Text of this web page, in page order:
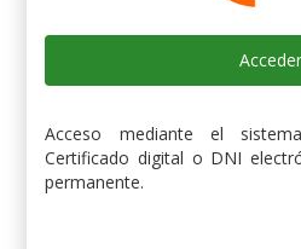
Acceder
Acceso mediante el
Certificado digital o DNI
permanente.